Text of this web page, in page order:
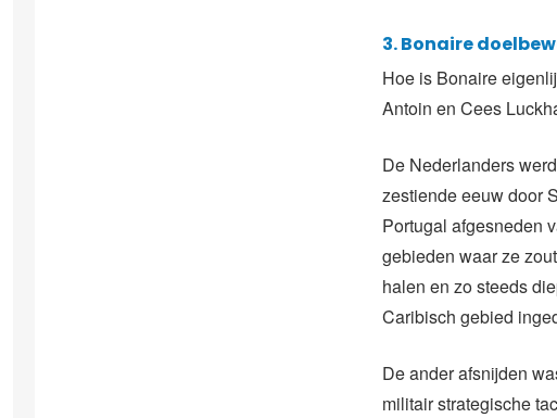
3. Bonaire
Hoe is Bonaire
Antoin en Cees
De Nederlanders
zestiende eeuw door
Portugal afgesneden
gebieden waar ze
halen en zo steeds
Caribisch gebied
De ander afsnijden
militair strategische